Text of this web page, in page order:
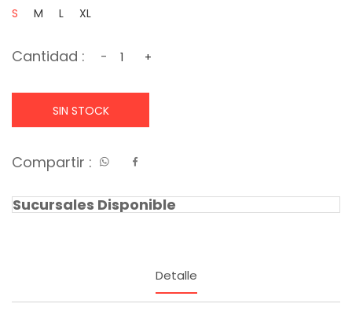
S M L XL
Cantidad : - +
SIN STOCK
Compartir :
Sucursales Disponible
Detalle